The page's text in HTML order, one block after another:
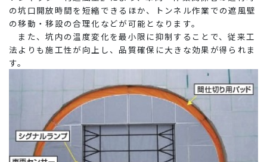
の坑口開放時間を短縮できるほか、トンネル作業での遮風壁
の移動・移設の合理化などが可能となります。
また、坑内の温度変化を最小限に抑制することで、従来工
法よりも施工性が向上し、品質確保に大きな効果が得られま
す。